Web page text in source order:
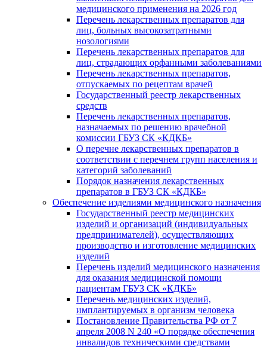
медицинского применения на 2026 год
Перечень лекарственных препаратов для
лиц, больных высокозатратными
нозологиями
Перечень лекарственных препаратов для
лиц, страдающих орфанными заболеваниями
Перечень лекарственных препаратов,
отпускаемых по рецептам врачей
Государственный реестр лекарственных
средств
Перечень лекарственных препаратов,
назначаемых по решению врачебной
комиссии ГБУЗ СК «КДКБ»
О перечне лекарственных препаратов в
соответствии с перечнем групп населения и
категорий заболеваний
Порядок назначения лекарственных
препаратов в ГБУЗ СК «КДКБ»
Обеспечение изделиями медицинского назначения
Государственный реестр медицинских
изделий и организаций (индивидуальных
предпринимателей), осуществляющих
производство и изготовление медицинских
изделий
Перечень изделий медицинского назначения
для оказания медицинской помощи
пациентам ГБУЗ СК «КДКБ»
Перечень медицинских изделий,
имплантируемых в организм человека
Постановление Правительства РФ от 7
апреля 2008 N 240 «О порядке обеспечения
инвалидов техническими средствами